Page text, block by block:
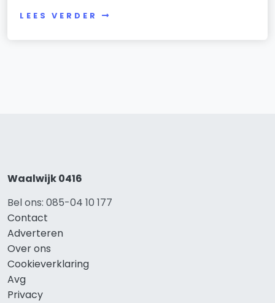
LEES VERDER
Waalwijk 0416
Bel ons: 085-04 10 177
Contact
Adverteren
Over ons
Cookieverklaring
Avg
Privacy